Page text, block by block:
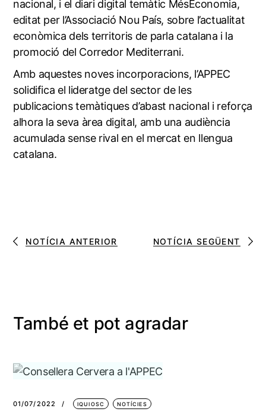
nacional, i el diari digital temàtic MésEconomia,
editat per l’Associació Nou País, sobre l’actualitat
econòmica dels territoris de parla catalana i la
promoció del Corredor Mediterrani.
Amb aquestes noves incorporacions, l’APPEC
solidifica el lideratge del sector de les
publicacions temàtiques d’abast nacional i reforça
alhora la seva àrea digital, amb una audiència
acumulada sense rival en el mercat en llengua
catalana.
NOTÍCIA ANTERIOR NOTÍCIA SEGÜENT
També et pot agradar
01/07/2022 IQUIOSC NOTÍCIES